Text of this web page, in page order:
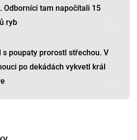
Odborníci tam napočítali 15
ryb
s poupaty prorostl střechou. V
po dekádách vykvetl král